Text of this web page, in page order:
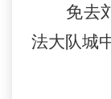
免去
法大队城